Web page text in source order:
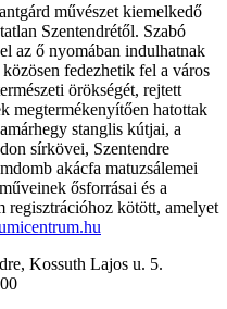
művészet kiemelkedő
Szentendrétől. Szabó
az ő nyomában indulhatnak
fedezhetik fel a város
örökségét, rejtett
megtermékenyítően hatottak
stanglis kútjai, a
sírkövei, Szentendre
akácfa matuzsálemei
ősforrásai és a
regisztrációhoz kötött, amelyet
Kossuth Lajos u. 5.